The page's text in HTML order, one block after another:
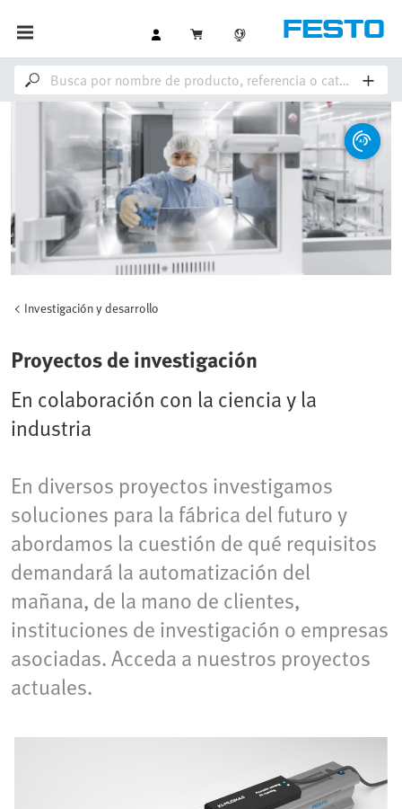
Investigación y desarrollo
Proyectos de investigación
En colaboración con la ciencia y la
industria
En diversos proyectos investigamos
soluciones para la fábrica del futuro y
abordamos la cuestión de qué requisitos
demandará la automatización del
mañana, de la mano de clientes,
instituciones de investigación o empresas
asociadas. Acceda a nuestros proyectos
actuales.